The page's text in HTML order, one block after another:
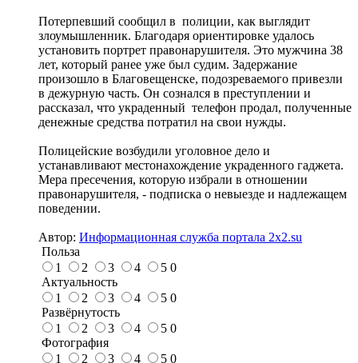
Потерпевший сообщил в полиции, как выглядит
злоумышленник. Благодаря ориентировке удалось
установить портрет правонарушителя. Это мужчина 38
лет, который ранее уже был судим. Задержание
произошло в Благовещенске, подозреваемого привезли
в дежурную часть. Он сознался в преступлении и
рассказал, что украденный телефон продал, полученные
денежные средства потратил на свои нужды.
Полицейские возбудили уголовное дело и
устанавливают местонахождение украденного гаджета.
Мера пресечения, которую избрали в отношении
правонарушителя, - подписка о невыезде и надлежащем
поведении.
Автор: Информационная служба портала 2x2.su
Польза
1
2 3 4 5 0
Актуальность
1
2 3 4 5 0
Развёрнутость
1
2 3 4 5 0
Фотография
1
2 3 4 5 0